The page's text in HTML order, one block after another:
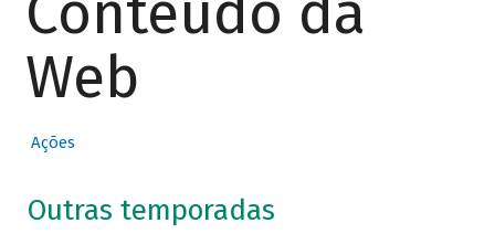
Web
Ações
Outras temporadas